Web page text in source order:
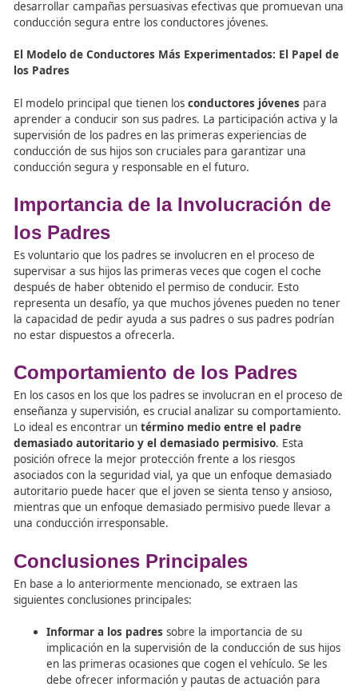
Lascampañas persuasivas dirigidas a
jóvenesdeberían realizarse en colaboración con
Es crucialevaluar las campañas persuasivas
recaudar medios económicos para su
Se debe hacerhincapié en los mensajes
dirigidos a los conductores jóvenes hombres, ya
los que presentan mayor siniestralidad vial.
Es recomendablecomplementar las campañas
nacionalescon otros planes a nivel regional y
lleguen hasta la escuela.
Análisis de Assailly
Assailly analizó los factores que influyen en la dinámica
miedo y la persuasión en las campañas publicitarias
los conductores jóvenes. Las conclusiones obtenidas son
siguientes:
miedo.
La persuasióndisminuye con la ansiedad y la
depresión.
La persuasión disminuye frente a la búsqueda
sensaciones.
La persuasiónfomenta la participación en el
La persuasión funciona mejor cuando se hace
losinconvenientes de rechazar las
preventivasque cuando se hace sobre las
Conclusiones Generales
realización de campañas persuasivas dirigidas a los
jóvenes: